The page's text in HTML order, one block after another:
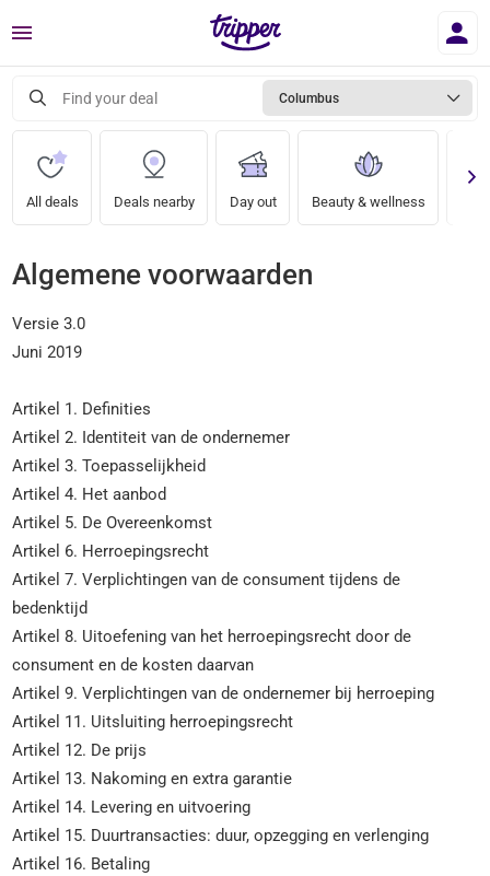
Menu
Find your deal Columbus
All deals Deals nearby Day out Beauty & wellness
Algemene voorwaarden
Versie 3.0
Juni 2019
Artikel 1. Definities
Artikel 2. Identiteit van de ondernemer
Artikel 3. Toepasselijkheid
Artikel 4. Het aanbod
Artikel 5. De Overeenkomst
Artikel 6. Herroepingsrecht
Artikel 7. Verplichtingen van de consument tijdens de
bedenktijd
Artikel 8. Uitoefening van het herroepingsrecht door de
consument en de kosten daarvan
Artikel 9. Verplichtingen van de ondernemer bij herroeping
Artikel 11. Uitsluiting herroepingsrecht
Artikel 12. De prijs
Artikel 13. Nakoming en extra garantie
Artikel 14. Levering en uitvoering
Artikel 15. Duurtransacties: duur, opzegging en verlenging
Artikel 16. Betaling